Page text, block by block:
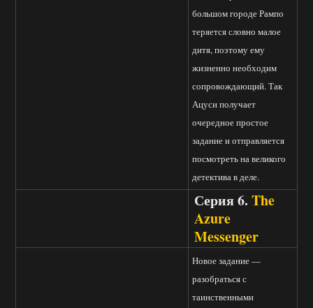
большом городе Рампо
теряется словно малое
дитя, поэтому ему
жизненно необходим
сопровождающий. Так
Ацуси получает
очередное простое
задание и отправляется
посмотреть на великого
детектива в деле.
Серия 6. The
Azure
Messenger
Новое задание —
разобраться с
таинственными